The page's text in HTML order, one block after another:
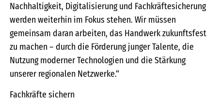
Nachhaltigkeit, Digitalisierung und Fachkräftesicherung
werden weiterhin im Fokus stehen. Wir müssen
gemeinsam daran arbeiten, das Handwerk zukunftsfest
zu machen – durch die Förderung junger Talente, die
Nutzung moderner Technologien und die Stärkung
unserer regionalen Netzwerke.“
Fachkräfte sichern